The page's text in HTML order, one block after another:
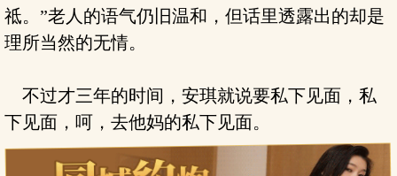
祗。”老人的语气仍旧温和，但话里透露出的却是
理所当然的无情。
不过才三年的时间，安琪就说要私下见面，私
下见面，呵，去他妈的私下见面。